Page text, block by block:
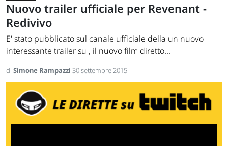
Nuovo trailer ufficiale per Revenant -
Redivivo
E' stato pubblicato sul canale ufficiale della un nuovo
interessante trailer su , il nuovo film diretto...
di Simone Rampazzi 30 settembre 2015